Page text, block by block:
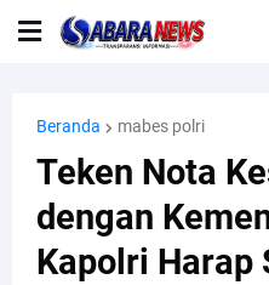
Beranda mabes polri
Teken Nota
dengan
Kapolri Harap